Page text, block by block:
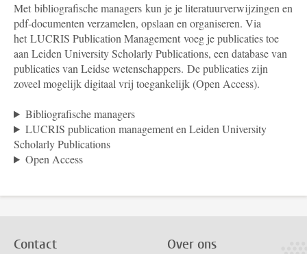
Met bibliografische managers kun je je literatuurverwijzingen en
pdf-documenten verzamelen, opslaan en organiseren. Via
het LUCRIS Publication Management voeg je publicaties toe
aan Leiden University Scholarly Publications, een database van
publicaties van Leidse wetenschappers. De publicaties zijn
zoveel mogelijk digitaal vrij toegankelijk (Open Access).
Bibliografische managers
LUCRIS publication management en Leiden University
Scholarly Publications
Open Access
Contact Over ons